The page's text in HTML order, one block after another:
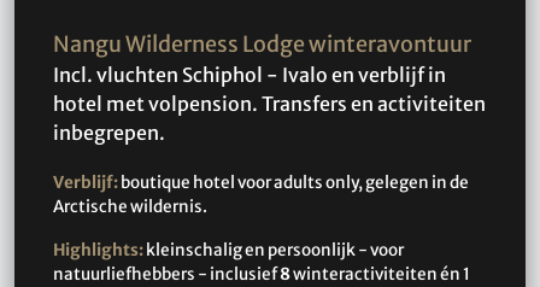
Nangu Wilderness Lodge winteravontuur
Incl. vluchten Schiphol - Ivalo en verblijf in
hotel met volpension. Transfers en activiteiten
inbegrepen.
Verblijf:boutique hotel voor adults only, gelegen in de
Arctische wildernis.
Highlights: kleinschalig en persoonlijk - voor
natuurliefhebbers - inclusief8winteractiviteiten én 1